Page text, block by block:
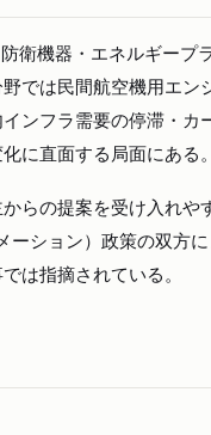
衛機器・エネルギープ
では民間航空機用エン
ンフラ需要の停滞・カ
に直面する局面にある。
らの提案を受け入れや
ーション）政策の双方
は指摘されている。